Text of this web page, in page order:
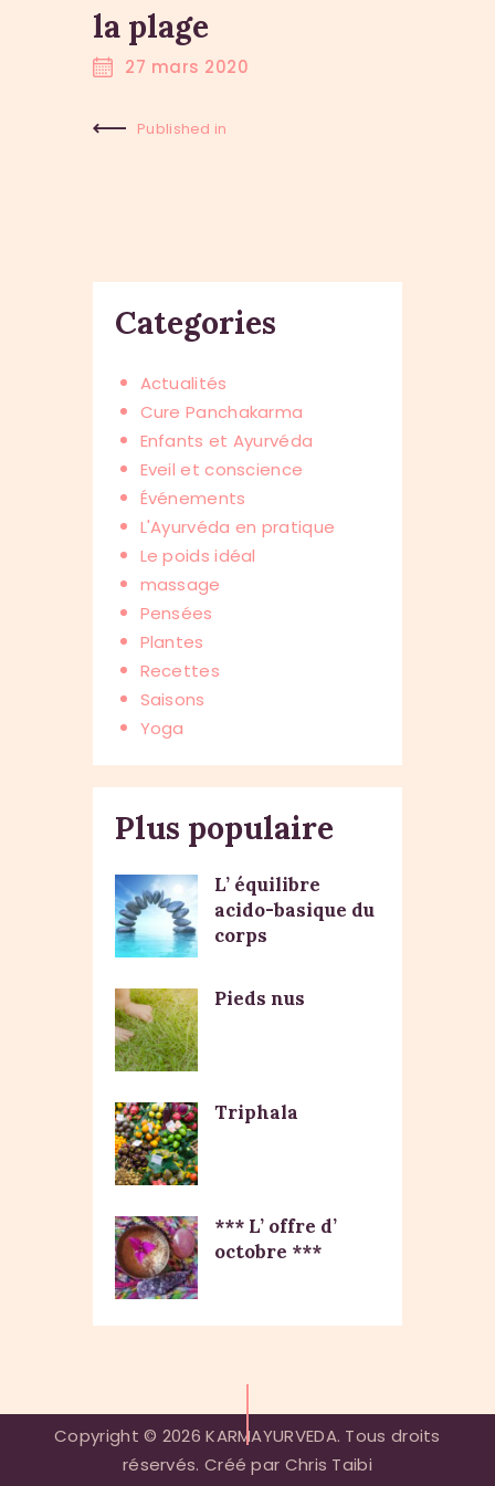
la plage
27 mars 2020
Published in
Categories
Actualités
Cure Panchakarma
Enfants et Ayurvéda
Eveil et conscience
Événements
L'Ayurvéda en pratique
Le poids idéal
massage
Pensées
Plantes
Recettes
Saisons
Yoga
Plus populaire
L’ équilibre
acido-basique du
corps
Pieds nus
Triphala
*** L’ offre d’
octobre ***
Copyright © 2026 KARMAYURVEDA. Tous droits
réservés. Créé par Chris Taibi